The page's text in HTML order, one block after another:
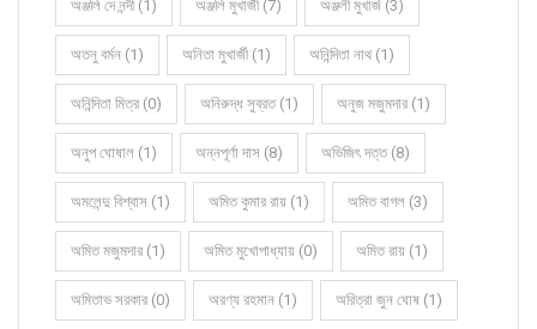
অঞ্জলি দে নন্দী (1) অঞ্জলি মুখার্জী (7) অঞ্জলী মুখার্জ (3)
অতনু বর্মন (1) অনিতা মুখার্জী (1) অনিন্দিতা নাথ (1)
অনিন্দিতা মিত্র (0) অনিরুদ্ধ সুব্রত (1) অনুজ মজুমদার (1)
অনুপ ঘোষাল (1) অন্নপূর্ণা দাস (8) অভিজিৎ দত্ত (8)
অমলেন্দু বিশ্বাস (1) অমিত কুমার রায় (1) অমিত বাগল (3)
অমিত মজুমদার (1) অমিত মুখোপাধ্যায় (0) অমিত রায় (1)
অমিতাভ সরকার (0) অরণ্য রহমান (1) অরিত্রা জুন ঘোষ (1)